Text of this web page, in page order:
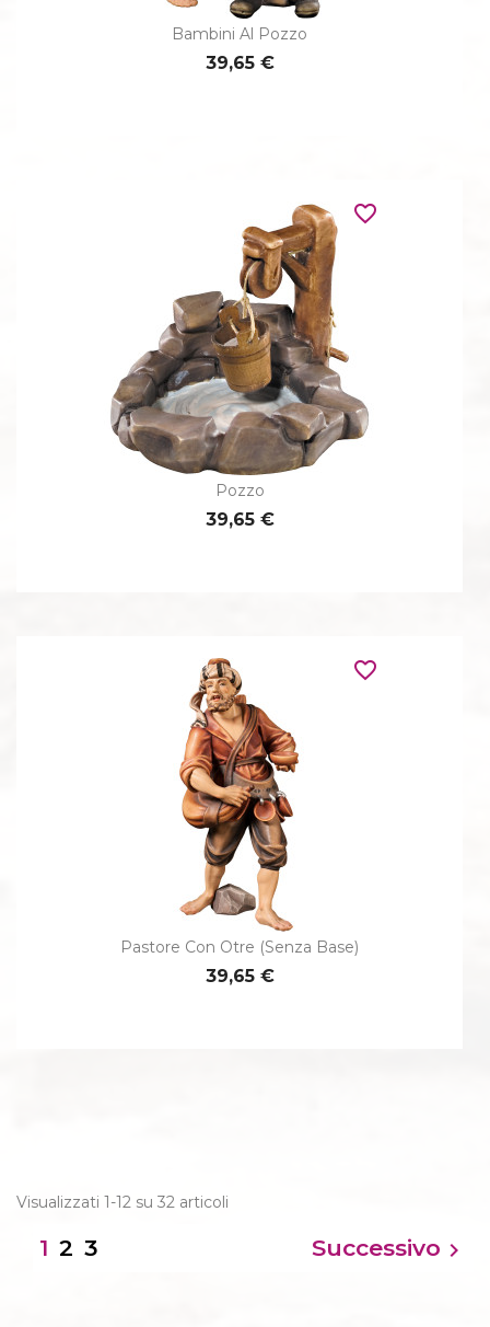
Bambini Al Pozzo
39,65 €
Pozzo
39,65 €
favorite_border
Pastore Con Otre (senza Base)
39,65 €
favorite_border
Visualizzati 1-12 su 32 articoli
1 2 3 Successivo 